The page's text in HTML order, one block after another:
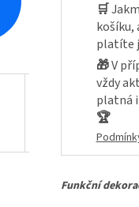
🛒
košíku,
platíte
🎁V
vždy
platná
🏆
Funkční